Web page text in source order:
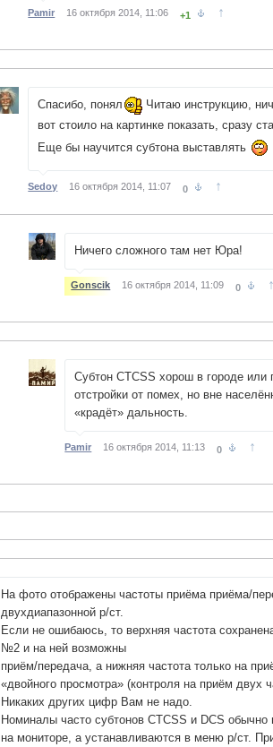
Pamir 16 октября 2014, 11:06 +1 ↑
Спасибо, понял
Читаю инструкцию,
вот стоило на картинке показать, сразу
Еще бы научится субтона выставлять
Sedoy 16 октября 2014, 11:07 0 ↑
Ничего сложного там нет Юра!
Gonscik 16 октября 2014, 11:09 0
Субтон CTCSS хорош в городе или
отстройки от помех, но вне
«крадёт» дальность.
Pamir 16 октября 2014, 11:13 0 ↑
На фото отображены частоты приёма приёма/
двухдиапазонной р/ст.
Если не ошибаюсь, то верхняя частота
№2 и на ней возможны
приём/передача, а нижняя частота только на
«двойного просмотра» (контроля на приём двух
Никаких других цифр Вам не надо.
Номиналы часто субтонов CTCSS и DCS обычно
на мониторе, а устанавливаются в меню р/ст.